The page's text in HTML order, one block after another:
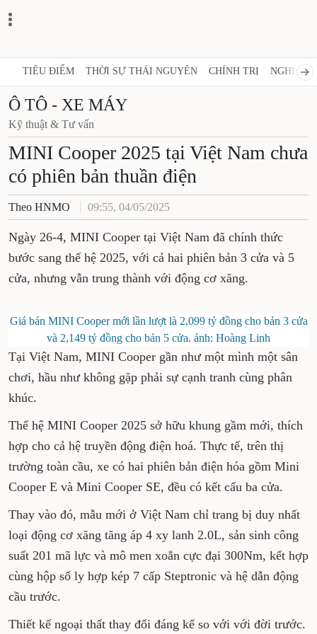
TIÊU ĐIỂM THỜI SỰ THÁI NGUYÊN CHÍNH TRỊ NGHỊ
Ô TÔ - XE MÁY
Kỹ thuật & Tư vấn
MINI Cooper 2025 tại Việt Nam chưa
có phiên bản thuần điện
Theo HNMO 09:55, 04/05/2025
Ngày 26-4, MINI Cooper tại Việt Nam đã chính thức
bước sang thế hệ 2025, với cả hai phiên bản 3 cửa và 5
cửa, nhưng vẫn trung thành với động cơ xăng.
Giá bán MINI Cooper mới lần lượt là 2,099 tỷ đồng cho bản 3 cửa
và 2,149 tỷ đồng cho bản 5 cửa. ảnh: Hoàng Linh
Tại Việt Nam, MINI Cooper gần như một mình một sân
chơi, hầu như không gặp phải sự cạnh tranh cùng phân
khúc.
Thế hệ MINI Cooper 2025 sở hữu khung gầm mới, thích
hợp cho cả hệ truyền động điện hoá. Thực tế, trên thị
trường toàn cầu, ​xe có hai phiên bản điện hóa gồm Mini
Cooper E và Mini Cooper SE, đều có kết cấu ba cửa.
Thay vào đó, mẫu mới ở Việt Nam chỉ trang bị duy nhất
loại động cơ xăng tăng áp 4 xy lanh 2.0L, sản sinh công
suất 201 mã lực và mô men xoắn cực đại 300Nm, kết hợp
cùng hộp số ly hợp kép 7 cấp Steptronic và hệ dẫn động
cầu trước.
Thiết kế ngoại thất thay đổi đáng kể so với với đời trước.